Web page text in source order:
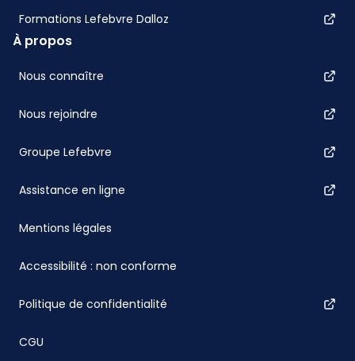
Formations Lefebvre Dalloz
À propos
Nous connaître
Nous rejoindre
Groupe Lefebvre
Assistance en ligne
Mentions légales
Accessibilité : non conforme
Politique de confidentialité
CGU